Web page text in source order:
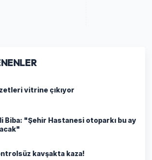
vitrine çıkıyor
Biba: "Şehir Hastanesi otoparkı bu ay
kavşakta kaza!